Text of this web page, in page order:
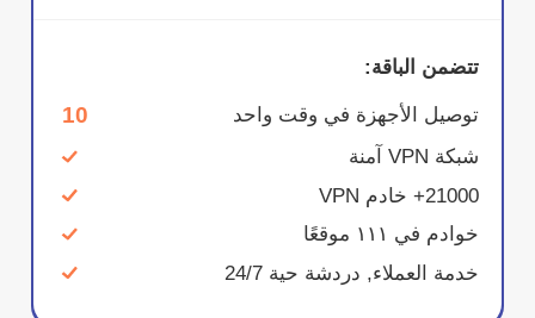
تتضمن الباقة:
توصيل الأجهزة في وقت واحد 10
شبكة VPN آمنة
21000+ خادم VPN
خوادم في ١١١ موقعًا
خدمة العملاء, دردشة حية 24/7